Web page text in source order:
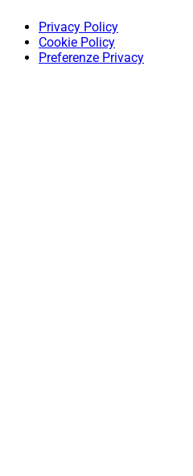
Privacy Policy
Cookie Policy
Preferenze Privacy